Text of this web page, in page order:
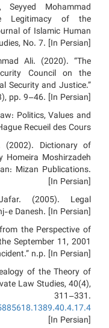
Seyyed Mohammad
Legitimacy of the
of Islamic Human
No. 7. [In Persian]
Ali. (2020). “The
Council on the
Security and Justice.”
pp. 9–46. [In Persian]
Politics, Values and
Recueil des Cours.
(2002). Dictionary of
Homeira Moshirzadeh
Mizan Publications.
[In Persian]
(2005). Legal
e Danesh. [In Persian]
the Perspective of
September 11, 2001
n.p. [In Persian]
of the Theory of
Law Studies, 40(4),
[In Persian]